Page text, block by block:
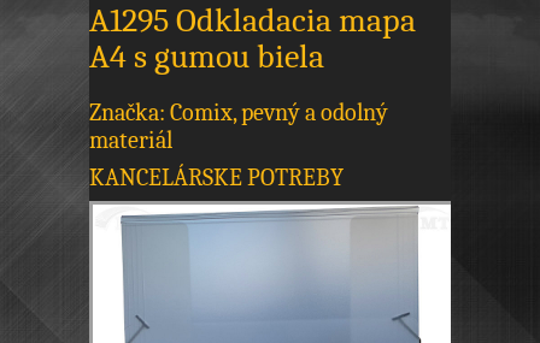
A1295 Odkladacia mapa
A4 s gumou biela
Značka: Comix, pevný a odolný
materiál
KANCELÁRSKE POTREBY